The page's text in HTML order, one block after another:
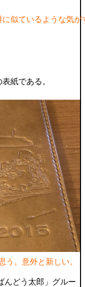
似ているような気が
紙である。
う。意外と新しい。
んどう太郎」グルー